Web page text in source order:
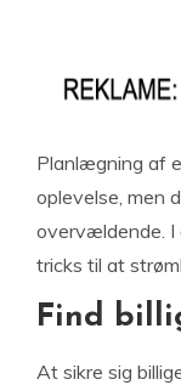
Planlægning af
oplevelse, men
overvældende. I
tricks til at
Find
At sikre sig